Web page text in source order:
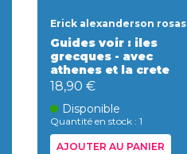
Erick alexanderson rosas
Guides voir : iles
grecques - avec
athenes et la crete
18,90 €
Disponible
Quantité en stock : 1
AJOUTER AU PANIER